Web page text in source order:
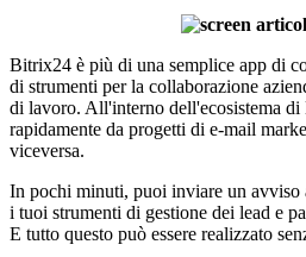
Bitrix24 è più di una semplice app di
di strumenti per la collaborazione
di lavoro. All'interno dell'ecosistema
rapidamente da progetti di e-mail
viceversa.
In pochi minuti, puoi inviare un avviso
i tuoi strumenti di gestione dei lead e
E tutto questo può essere realizzato